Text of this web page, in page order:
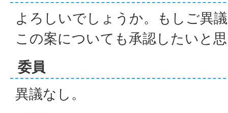
よろしいでしょうか。もしご異
この案についても承認したいと
委員
異議なし。